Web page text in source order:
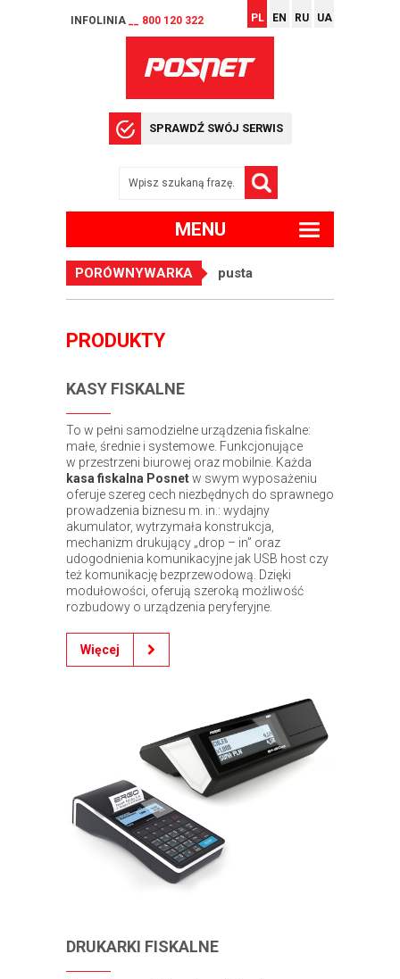
INFOLINIA __ 800 120 322 PL EN RU UA
SPRAWDŹ SWÓJ SERWIS
MENU
PORÓWNYWARKA pusta
PRODUKTY
KASY FISKALNE
To w pełni samodzielne urządzenia fiskalne:
małe, średnie i systemowe. Funkcjonujące
w przestrzeni biurowej oraz mobilnie. Każda
kasa fiskalna Posnetw swym wyposażeniu
oferuje szereg cech niezbędnych do sprawnego
prowadzenia biznesu m. in.: wydajny
akumulator, wytrzymała konstrukcja,
mechanizm drukujący „drop – in” oraz
udogodnienia komunikacyjne jak USB host czy
też komunikację bezprzewodową. Dzięki
modułowości, oferują szeroką możliwość
rozbudowy o urządzenia peryferyjne.
Więcej
DRUKARKI FISKALNE